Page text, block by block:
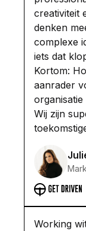
Holmes &
About us
Our
Jobs
Contact
creativiteit
denken
complexe
iets dat
Kortom:
aanrader
Wij zijn
Working